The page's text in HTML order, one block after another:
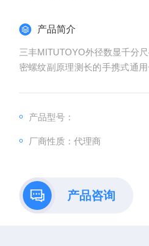
产品简介
三丰MITUTOYO外径数显千分
密螺纹副原理测长的手携式通
产品型号：
厂商性质：代理商
产品咨询